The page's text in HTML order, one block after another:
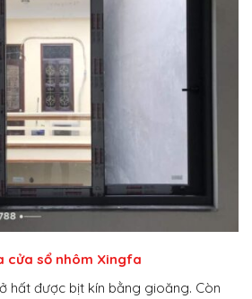
cửa sổ nhôm Xingfa
hất được bịt kín bằng gioăng. Còn